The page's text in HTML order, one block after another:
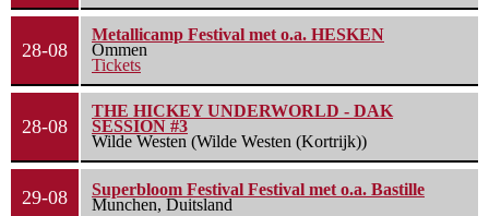
28-08
Metallicamp Festival met o.a. HESKEN
Ommen
Tickets
28-08
THE HICKEY UNDERWORLD - DAK
SESSION #3
Wilde Westen (Wilde Westen (Kortrijk))
29-08
Superbloom Festival Festival met o.a. Bastille
Munchen, Duitsland